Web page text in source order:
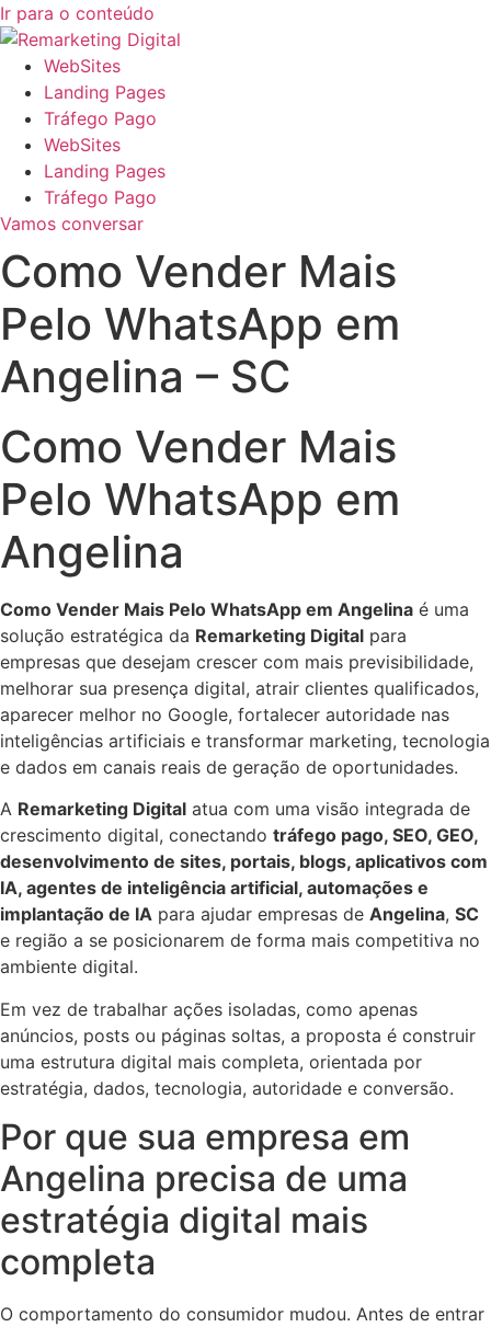
Ir para o conteúdo
WebSites
Landing Pages
Tráfego Pago
WebSites
Landing Pages
Tráfego Pago
Vamos conversar
Como Vender Mais
Pelo WhatsApp em
Angelina – SC
Como Vender Mais
Pelo WhatsApp em
Angelina
Como Vender Mais Pelo WhatsApp em Angelina é uma
solução estratégica da Remarketing Digital para
empresas que desejam crescer com mais previsibilidade,
melhorar sua presença digital, atrair clientes qualificados,
aparecer melhor no Google, fortalecer autoridade nas
inteligências artificiais e transformar marketing, tecnologia
e dados em canais reais de geração de oportunidades.
A Remarketing Digital atua com uma visão integrada de
crescimento digital, conectando tráfego pago, SEO, GEO,
desenvolvimento de sites, portais, blogs, aplicativos com
IA, agentes de inteligência artificial, automações e
implantação de IA para ajudar empresas de Angelina, SC
e região a se posicionarem de forma mais competitiva no
ambiente digital.
Em vez de trabalhar ações isoladas, como apenas
anúncios, posts ou páginas soltas, a proposta é construir
uma estrutura digital mais completa, orientada por
estratégia, dados, tecnologia, autoridade e conversão.
Por que sua empresa em
Angelina precisa de uma
estratégia digital mais
completa
O comportamento do consumidor mudou. Antes de entrar